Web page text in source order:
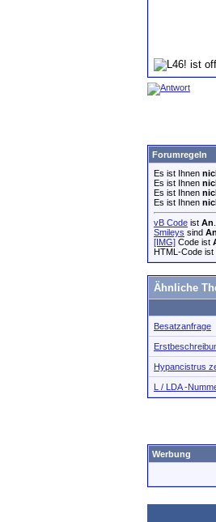
Forumregeln
Es ist Ihnen
Es ist Ihnen
Es ist Ihnen
Es ist Ihnen
vB Code ist An
Smileys sind An
[IMG] Code ist
HTML-Code ist
Ähnliche
Besatzanfrage
Hypancistrus
L / LDA -
Werbung